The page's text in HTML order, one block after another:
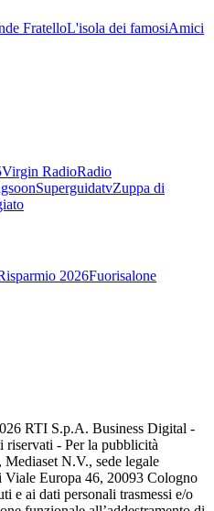
FratelloL'isola dei famosiAmici
Virgin RadioRadio
SuperguidatvZuppa di
2026Fuorisalone
RTI S.p.A. Business Digital -
- Per la pubblicità
N.V., sede legale
Europa 46, 20093 Cologno
e ai dati personali trasmessi e/o